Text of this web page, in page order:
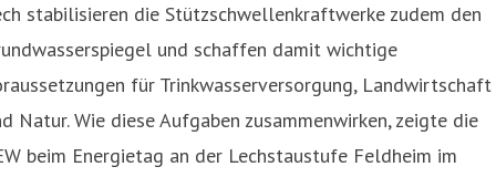
stabilisieren die Stützschwellenkraftwerke zudem den
und schaffen damit wichtige
für Trinkwasserversorgung, Landwirtschaft
Natur. Wie diese Aufgaben zusammenwirken, zeigte die
beim Energietag an der Lechstaustufe Feldheim im